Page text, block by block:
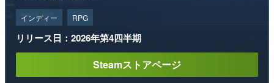
インディー RPG
リリース日：2026年第4四半期
Steamストアページ